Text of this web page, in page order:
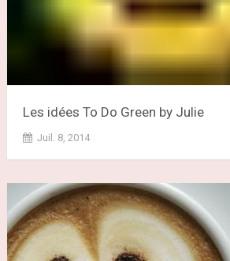
Les idées To Do Green by Julie
Juil. 8, 2014